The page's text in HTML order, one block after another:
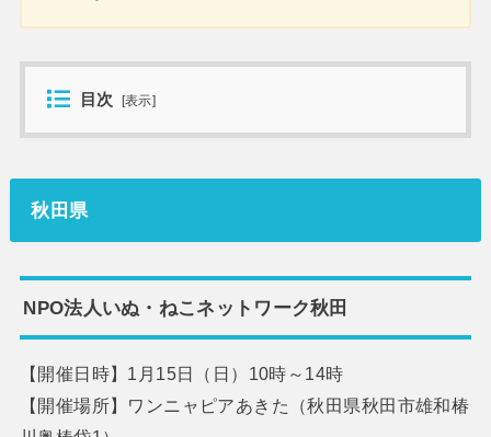
目次 [表示]
秋田県
NPO法人いぬ・ねこネットワーク秋田
【開催日時】1月15日（日）10時～14時
【開催場所】ワンニャピアあきた（秋田県秋田市雄和椿